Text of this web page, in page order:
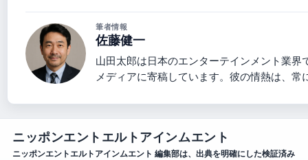
筆者情報
佐藤健一
山田太郎は日本のエンターテインメント業
メディアに寄稿しています。彼の情熱は、
ニッポンエントエルトアインムエント
ニッポンエントエルトアインムエント 編集部は、出典を明確にした検証済み